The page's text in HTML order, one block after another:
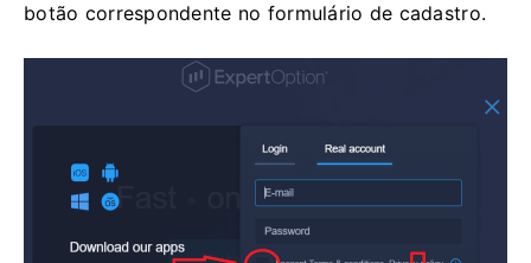
botão correspondente no formulário de cadastro.